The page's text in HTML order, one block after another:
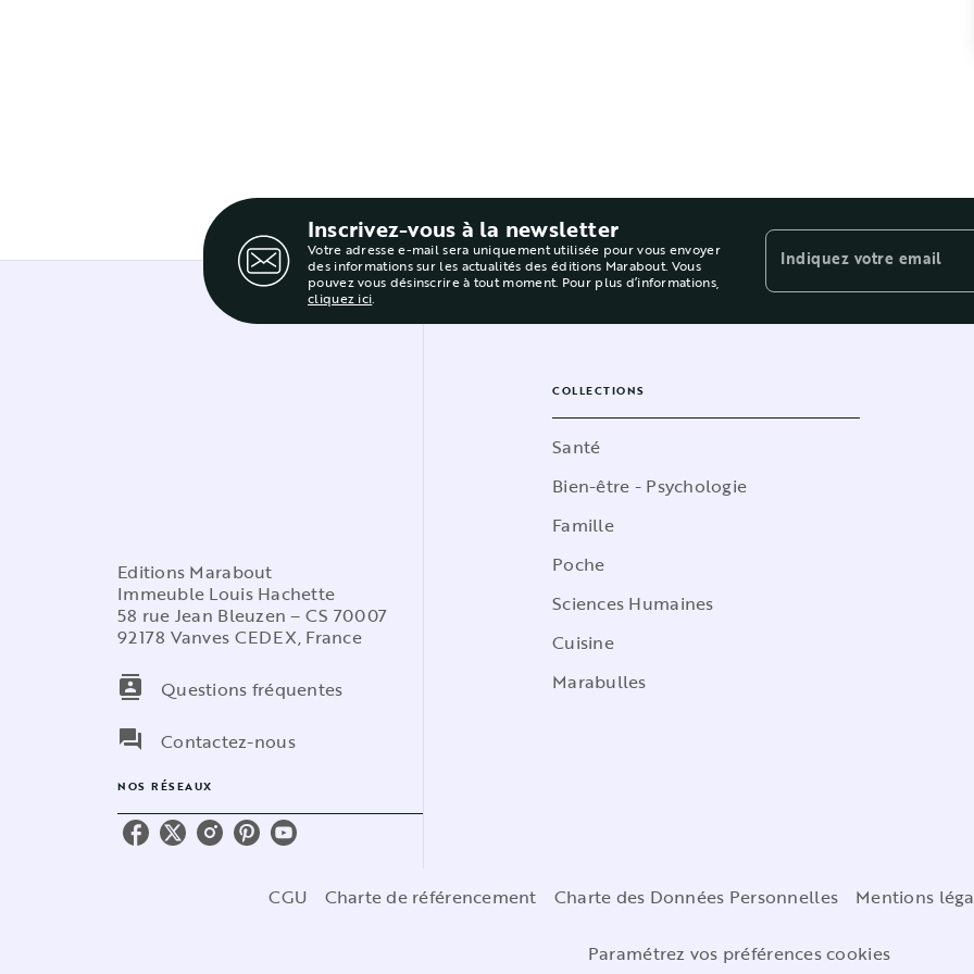
Inscrivez-vous à la newsletter
Votre adresse e-mail sera uniquement utilisée pour vous envoyer
des informations sur les actualités des éditions Marabout. Vous
pouvez vous désinscrire à tout moment. Pour plus d’informations,
cliquez ici.
Indiquez votre email
Editions Marabout
Immeuble Louis Hachette
58 rue Jean Bleuzen – CS 70007
92178 Vanves CEDEX, France
contacts
Questions fréquentes
question_answer
Contactez-nous
NOS RÉSEAUX
COLLECTIONS
Santé
Bien-être - Psychologie
Famille
Poche
Sciences Humaines
Cuisine
Marabulles
CGU Charte de référencement Charte des Données Personnelles Mentions
Paramétrez vos préférences cookies